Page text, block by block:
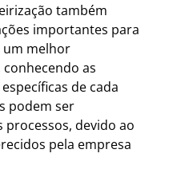
também
importantes para
um melhor
as
de cada
podem ser
devido ao
pela empresa